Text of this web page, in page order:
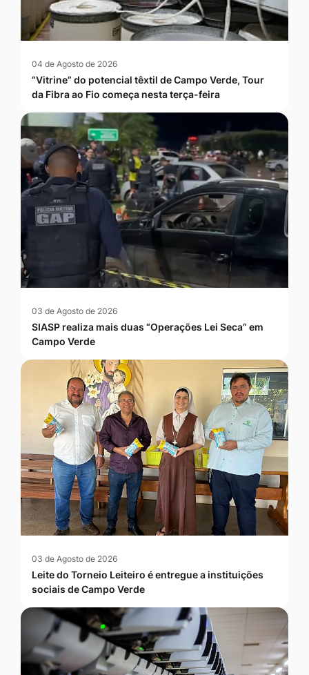
04 de Agosto de 2026
“Vitrine” do potencial têxtil de Campo Verde, Tour
da Fibra ao Fio começa nesta terça-feira
03 de Agosto de 2026
SIASP realiza mais duas “Operações Lei Seca” em
Campo Verde
03 de Agosto de 2026
Leite do Torneio Leiteiro é entregue a instituições
sociais de Campo Verde